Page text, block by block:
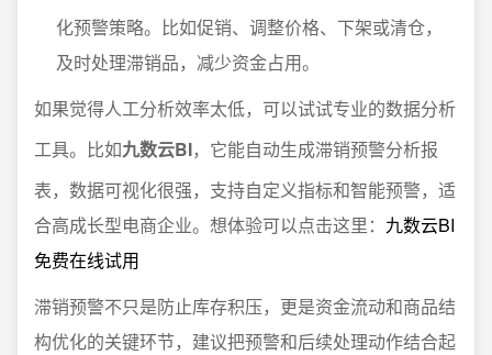
化预警策略。比如促销、调整价格、下架或清仓，
及时处理滞销品，减少资金占用。
如果觉得人工分析效率太低，可以试试专业的数据分析
工具。比如九数云BI，它能自动生成滞销预警分析报
表，数据可视化很强，支持自定义指标和智能预警，适
合高成长型电商企业。想体验可以点击这里： 九数云BI
免费在线试用
滞销预警不只是防止库存积压，更是资金流动和商品结
构优化的关键环节，建议把预警和后续处理动作结合起